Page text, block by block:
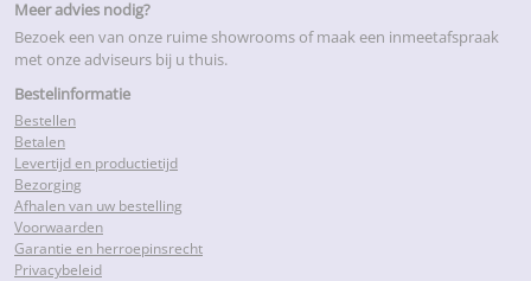
Meer advies nodig?
Bezoek een van onze ruime showrooms of maak een inmeetafspraak
met onze adviseurs bij u thuis.
Bestelinformatie
Bestellen
Betalen
Levertijd en productietijd
Bezorging
Afhalen van uw bestelling
Voorwaarden
Garantie en herroepinsrecht
Privacybeleid